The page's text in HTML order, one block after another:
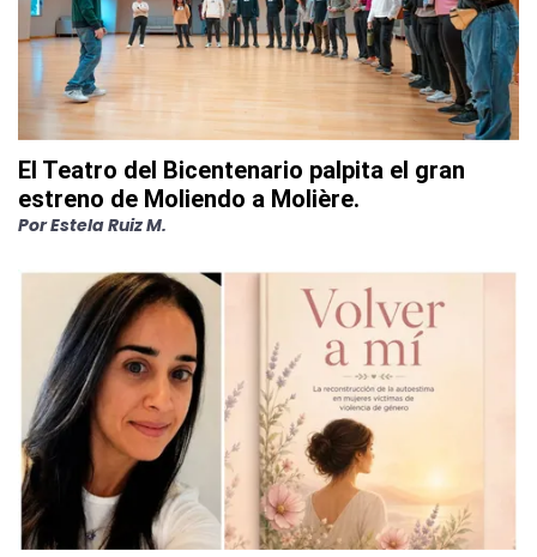
El Teatro del Bicentenario palpita el gran
estreno de Moliendo a Molière.
PorEstela Ruiz M.